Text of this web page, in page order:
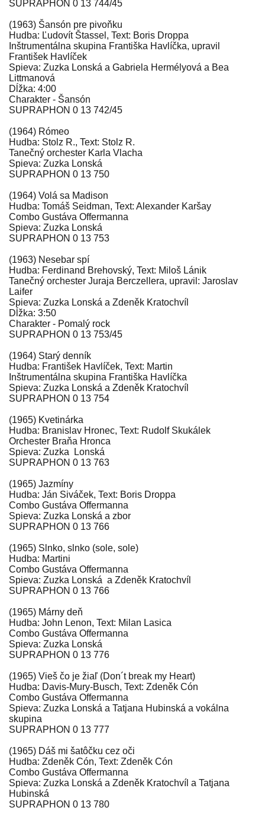
SUPRAPHON 0 13 744/45
(1963) Šansón pre pivoňku
Hudba: Ľudovít Štassel, Text: Boris Droppa
Inštrumentálna skupina Františka Havlíčka, upravil
František Havlíček
Spieva: Zuzka Lonská a Gabriela Hermélyová a Bea
Littmanová
Dĺžka: 4:00
Charakter - Šansón
SUPRAPHON 0 13 742/45
(1964) Rómeo
Hudba: Stolz R., Text: Stolz R.
Tanečný orchester Karla Vlacha
Spieva: Zuzka Lonská
SUPRAPHON 0 13 750
(1964) Volá sa Madison
Hudba: Tomáš Seidman, Text: Alexander Karšay
Combo Gustáva Offermanna
Spieva: Zuzka Lonská
SUPRAPHON 0 13 753
(1963) Nesebar spí
Hudba: Ferdinand Brehovský, Text: Miloš Lánik
Tanečný orchester Juraja Berczellera, upravil: Jaroslav
Laifer
Spieva: Zuzka Lonská a Zdeněk Kratochvíl
Dĺžka: 3:50
Charakter - Pomalý rock
SUPRAPHON 0 13 753/45
(1964) Starý denník
Hudba: František Havlíček, Text: Martin
Inštrumentálna skupina Františka Havlíčka
Spieva: Zuzka Lonská a Zdeněk Kratochvíl
SUPRAPHON 0 13 754
(1965) Kvetinárka
Hudba: Branislav Hronec, Text: Rudolf Skukálek
Orchester Braňa Hronca
Spieva: Zuzka Lonská
SUPRAPHON 0 13 763
(1965) Jazmíny
Hudba: Ján Siváček, Text: Boris Droppa
Combo Gustáva Offermanna
Spieva: Zuzka Lonská a zbor
SUPRAPHON 0 13 766
(1965) Slnko, slnko (sole, sole)
Hudba: Martini
Combo Gustáva Offermanna
Spieva: Zuzka Lonská a Zdeněk Kratochvíl
SUPRAPHON 0 13 766
(1965) Márny deň
Hudba: John Lenon, Text: Milan Lasica
Combo Gustáva Offermanna
Spieva: Zuzka Lonská
SUPRAPHON 0 13 776
(1965) Vieš čo je žiaľ (Don´t break my Heart)
Hudba: Davis-Mury-Busch, Text: Zdeněk Cón
Combo Gustáva Offermanna
Spieva: Zuzka Lonská a Tatjana Hubinská a vokálna
skupina
SUPRAPHON 0 13 777
(1965) Dáš mi šatôčku cez oči
Hudba: Zdeněk Cón, Text: Zdeněk Cón
Combo Gustáva Offermanna
Spieva: Zuzka Lonská a Zdeněk Kratochvíl a Tatjana
Hubinská
SUPRAPHON 0 13 780